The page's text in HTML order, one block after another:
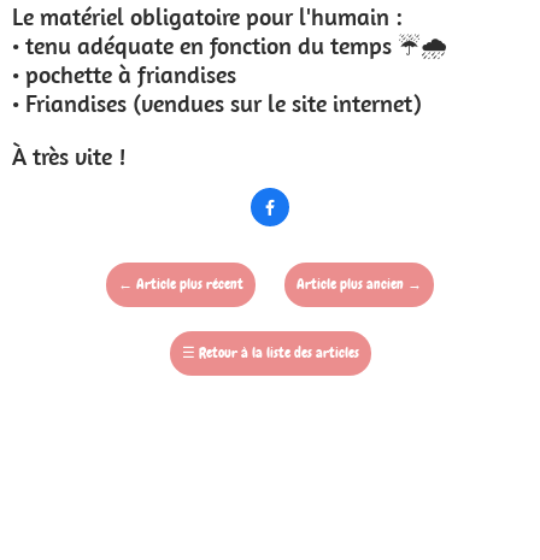
Le matériel obligatoire pour l'humain :
• tenu adéquate en fonction du temps ☔️🌧
• pochette à friandises
• Friandises (vendues sur le site internet)
À très vite !

← Article plus récent Article plus ancien →
☰ Retour à la liste des articles